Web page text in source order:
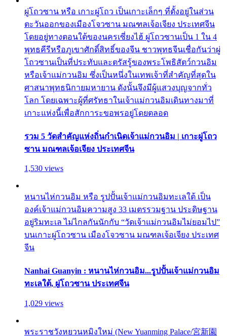
ผู่โถวซาน หรือ เกาะผู่โถว เป็นเกาะเล็กๆ ที่ตั้งอยู่ในส่วน
ตะวันออกของเมืองโจวซาน มณฑลเจ้อเจียง ประเทศจีน
โดยอยู่ทางตอนใต้ของนครเซี่ยงไฮ้ ผู่โถวซานเป็น 1 ใน 4
พุทธคีรีหรือภูเขาศักดิ์สิทธิ์ของจีน ชาวพุทธจีนเชื่อกันว่าผู่
โถวซานเป็นที่ประทับและตรัสรู้ของพระโพธิสัตว์กวนอิม
หรือเจ้าแม่กวนอิม ซึ่งเป็นหนึ่งในเทพเจ้าที่สำคัญที่สุดใน
ศาสนาพุทธนิกายมหายาน ดังนั้นจึงมีผู้แสวงบุญจากทั่ว
โลก โดยเฉพาะผู้ที่ศรัทธาในเจ้าแม่กวนอิมเดินทางมาที่
เกาะแห่งนี้เพื่อสักการะขอพรอยู่โดยตลอด
รวม 5 วัดสำคัญแห่งถิ่นกำเนิดเจ้าแม่กวนอิม | เกาะผู่โถว
ซาน มณฑลเจ้อเจียง ประเทศจีน
1,530 views
หนานไห่กวนอิม หรือ รูปปั้นเจ้าแม่กวนอิมทะเลใต้ เป็น
องค์เจ้าแม่กวนอิมความสูง 33 เมตรรวมฐาน ประดิษฐาน
อยู่ริมทะเล ไม่ไกลกันนักกับ “วัดเจ้าแม่กวนอิมไม่ยอมไป”
บนเกาะผู่โถวซาน เมืองโจวซาน มณฑลเจ้อเจียง ประเทศ
จีน
Nanhai Guanyin : หนานไห่กวนอิม...รูปปั้นเจ้าแม่กวนอิม
ทะเลใต้, ผู่โถวซาน ประเทศจีน
1,029 views
พระราชวังหยวนหมิงใหม่ (New Yuanming Palace/宮新園